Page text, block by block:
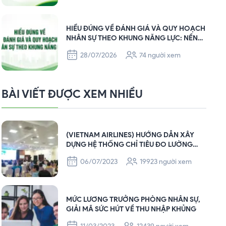
HIỂU ĐÚNG VỀ ĐÁNH GIÁ VÀ QUY HOẠCH
NHÂN SỰ THEO KHUNG NĂNG LỰC: NỀN
TẢNG XÂY DỰNG ĐỘI NGŨ BỀN VỮNG
CHO DOANH NGHIỆP
28/07/2026 74 người xem
BÀI VIẾT ĐƯỢC XEM NHIỀU
(VIETNAM AIRLINES) HƯỚNG DẪN XÂY
DỰNG HỆ THỐNG CHỈ TIÊU ĐO LƯỜNG
KPIS TẠI TỔNG CÔNG TY HÀNG KHÔNG
VIỆT NAM – VIETNAM AIRLINES
06/07/2023 19923 người xem
MỨC LƯƠNG TRƯỞNG PHÒNG NHÂN SỰ,
GIẢI MÃ SỨC HÚT VỀ THU NHẬP KHỦNG